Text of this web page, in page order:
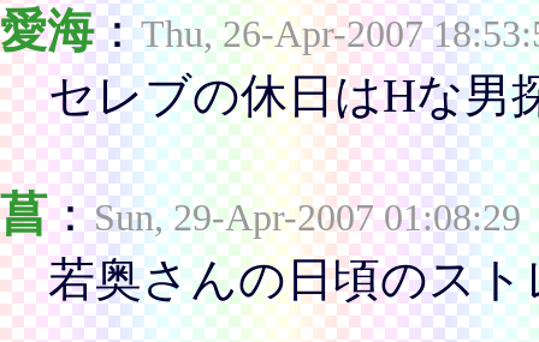
愛海：Thu, 26-Apr-2007
セレブの休日はHな男
菖：Sun, 29-Apr-2007 01:08:29
若奥さんの日頃のスト